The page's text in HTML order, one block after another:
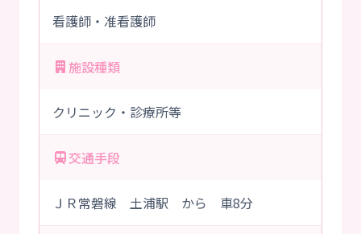
看護師・准看護師
施設種類
クリニック・診療所等
交通手段
ＪＲ常磐線 土浦駅 から 車8分